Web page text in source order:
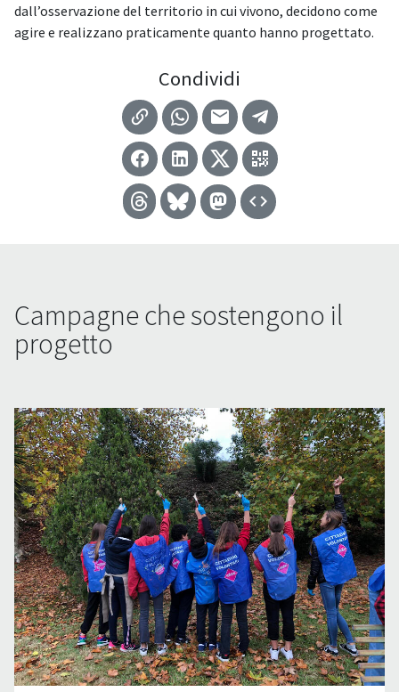
dall’osservazione del territorio in cui vivono, decidono come
agire e realizzano praticamente quanto hanno progettato.
Condividi
Campagne che sostengono il
progetto